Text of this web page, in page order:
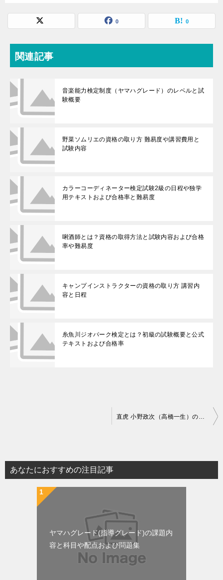
0 0
関連記事
音楽能力検定制度（ヤマハグレード）のレベルと試
験概要
野菜ソムリエの資格の取り方 難易度や講習費用と
試験内容
カラーコーディネーター検定試験2級の日程や独学
用テキストおよび合格率と難易度
唎酒師とは？資格の取得方法と試験内容および合格
率や難易度
キャンプインストラクターの資格の取り方 講習内
容と日程
糸魚川ジオパーク検定とは？初級の試験概要と公式
テキストおよび合格率
ビ
ゲ
あなたにおすすめの注目記事
ヤマハグレード(指導グレード)の課題内
容と科目や配点および問題集